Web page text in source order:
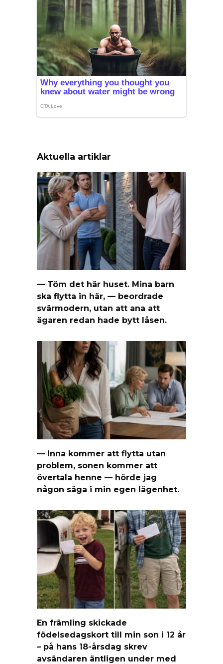
Aktuella artiklar
— Töm det här huset. Mina barn
ska flytta in här, — beordrade
svärmodern, utan att ana att
ägaren redan hade bytt låsen.
— Inna kommer att flytta utan
problem, sonen kommer att
övertala henne — hörde jag
någon säga i min egen lägenhet.
En främling skickade
födelsedagskort till min son i 12 år
– på hans 18-årsdag skrev
avsändaren äntligen under med